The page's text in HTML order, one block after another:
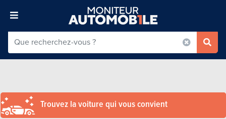
Trouvez la voiture qui vous convient